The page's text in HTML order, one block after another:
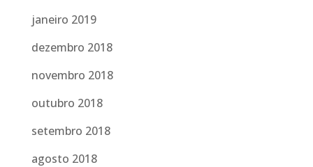
janeiro 2019
dezembro 2018
novembro 2018
outubro 2018
setembro 2018
agosto 2018